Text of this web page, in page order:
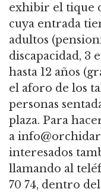
exhibir el tique
cuya entrada
adultos
discapacidad, 3
hasta 12 años
el aforo de los
personas
plaza. Para
a
interesados
llamando al
70 74, dentro